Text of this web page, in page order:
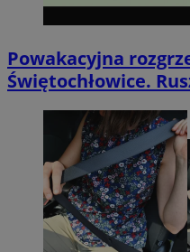
Powakacyjna
Świętochłowice.